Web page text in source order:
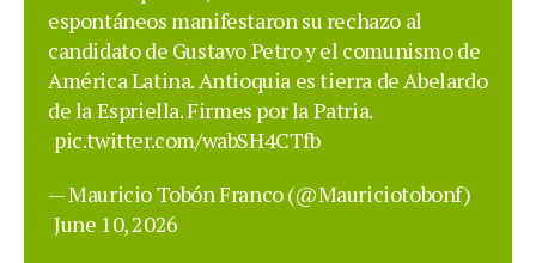
espontáneos manifestaron su rechazo al
candidato de Gustavo Petro y el comunismo de
América Latina. Antioquia es tierra de Abelardo
de la Espriella. Firmes por la Patria.
pic.twitter.com/wabSH4CTfb
— Mauricio Tobón Franco (@Mauriciotobonf)
June 10, 2026